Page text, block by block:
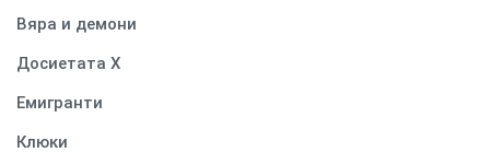
Вяра и демони
Досиетата Х
Емигранти
Клюки